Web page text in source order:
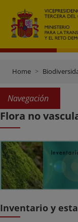
Home
Navegación
Flora no
Inventario y